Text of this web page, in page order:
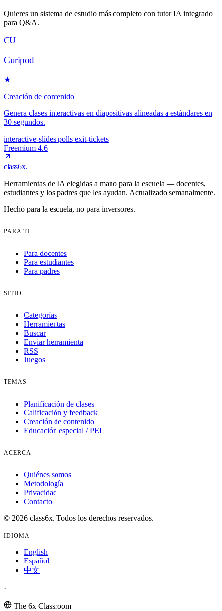
Quieres un sistema de estudio más completo con tutor IA integrado
para Q&A.
CU
Curipod
★
Creación de contenido
Genera clases interactivas en diapositivas alineadas a estándares en
30 segundos.
interactive-slides polls exit-tickets
Freemium 4.6
class6x.
Herramientas de IA elegidas a mano para la escuela — docentes,
estudiantes y los padres que les ayudan. Actualizado semanalmente.
Hecho para la escuela, no para inversores.
PARA TI
Para docentes
Para estudiantes
Para padres
SITIO
Categorías
Herramientas
Buscar
Enviar herramienta
RSS
Juegos
TEMAS
Planificación de clases
Calificación y feedback
Creación de contenido
Educación especial / PEI
ACERCA
Quiénes somos
Metodología
Privacidad
Contacto
© 2026 class6x. Todos los derechos reservados.
IDIOMA
English
Español
中文
·
The 6x Classroom